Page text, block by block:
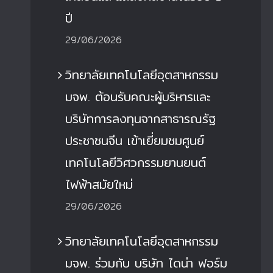
ปี
29/06/2026
วิทยาลัยเทคโนโลยีอุตสาหกรรม
มจพ. ต้อนรับคณะผู้บริหารและ
บริษัทการลงทุนจากสาธารณรัฐ
ประชาชนจีน เข้าเยี่ยมชมศูนย์
เทคโนโลยีวิศวกรรมยานยนต์
ไฟฟ้าสมัยใหม่
29/06/2026
วิทยาลัยเทคโนโลยีอุตสาหกรรม
มจพ. ร่วมกับ บริษัท ไดน่า ฟอร์ม